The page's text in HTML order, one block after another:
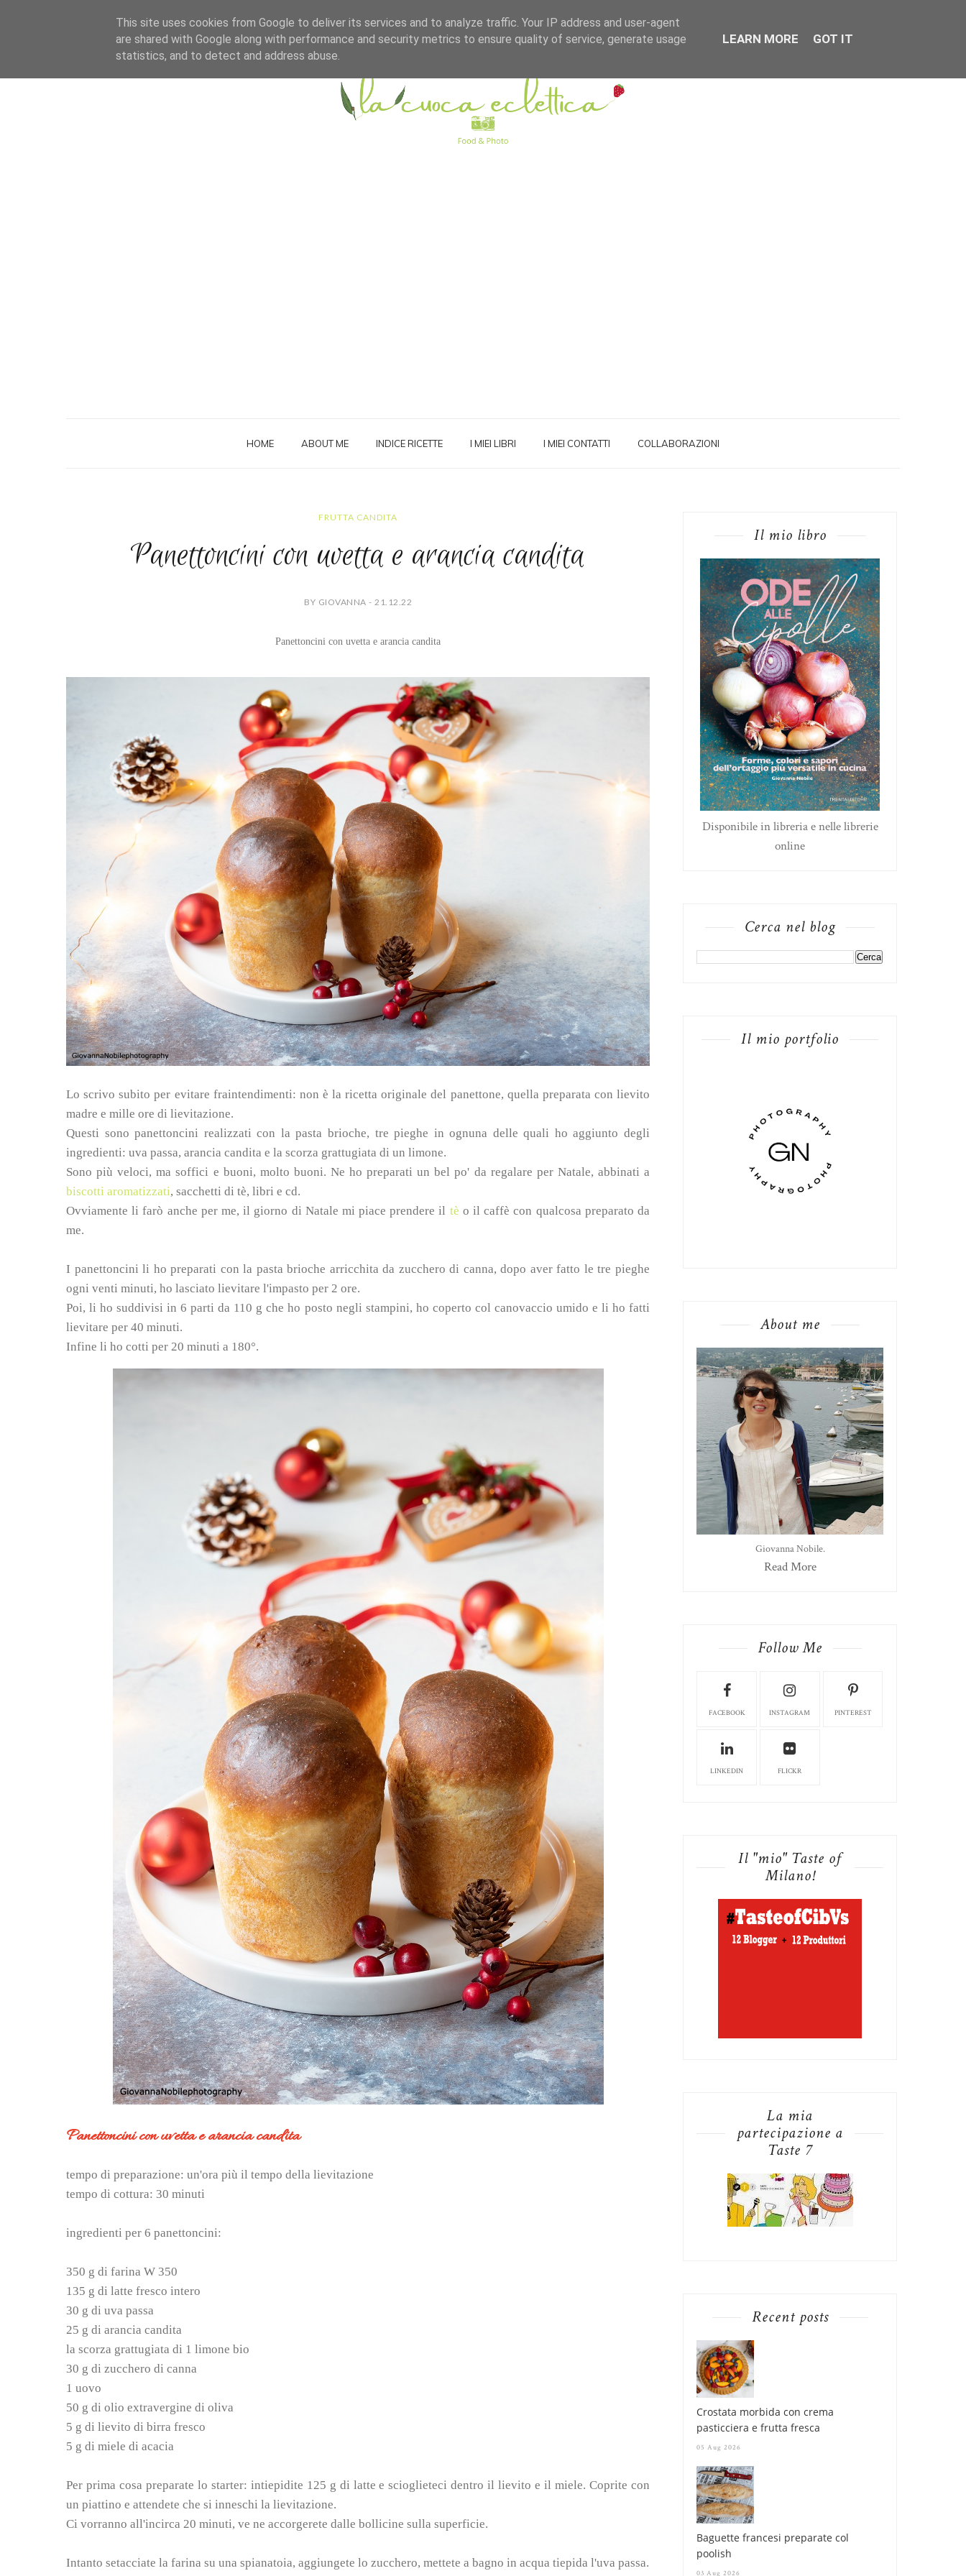
HOME ABOUT ME INDICE RICETTE I MIEI LIBRI I MIEI CONTATTI COLLABORAZIONI
FRUTTA CANDITA
Panettoncini con uvetta e arancia candita
BY GIOVANNA - 21.12.22
Panettoncini con uvetta e arancia candita
Lo scrivo subito per evitare fraintendimenti: non è la ricetta originale del panettone, quella preparata con lievito
madre e mille ore di lievitazione.
Questi sono panettoncini realizzati con la pasta brioche, tre pieghe in ognuna delle quali ho aggiunto degli
ingredienti: uva passa, arancia candita e la scorza grattugiata di un limone.
Sono più veloci, ma soffici e buoni, molto buoni. Ne ho preparati un bel po' da regalare per Natale, abbinati a
biscotti aromatizzati, sacchetti di tè, libri e cd.
Ovviamente li farò anche per me, il giorno di Natale mi piace prendere il tè o il caffè con qualcosa preparato da
me.
I panettoncini li ho preparati con la pasta brioche arricchita da zucchero di canna, dopo aver fatto le tre pieghe
ogni venti minuti, ho lasciato lievitare l'impasto per 2 ore.
Poi, li ho suddivisi in 6 parti da 110 g che ho posto negli stampini, ho coperto col canovaccio umido e li ho fatti
lievitare per 40 minuti.
Infine li ho cotti per 20 minuti a 180°.
Panettoncini con uvetta e arancia candita
tempo di preparazione: un'ora più il tempo della lievitazione
tempo di cottura: 30 minuti
ingredienti per 6 panettoncini:
350 g di farina W 350
135 g di latte fresco intero
30 g di uva passa
25 g di arancia candita
la scorza grattugiata di 1 limone bio
30 g di zucchero di canna
1 uovo
50 g di olio extravergine di oliva
5 g di lievito di birra fresco
5 g di miele di acacia
Per prima cosa preparate lo starter: intiepidite 125 g di latte e scioglieteci dentro il lievito e il miele. Coprite con
un piattino e attendete che si inneschi la lievitazione.
Ci vorranno all'incirca 20 minuti, ve ne accorgerete dalle bollicine sulla superficie.
Intanto setacciate la farina su una spianatoia, aggiungete lo zucchero, mettete a bagno in acqua tiepida l'uva passa.
Il mio libro
Disponibile in libreria e nelle librerie
online
Cerca nel blog
Il mio portfolio
About me
Giovanna Nobile.
Read More
Follow Me
FACEBOOK INSTAGRAM PINTEREST
LINKEDIN FLICKR
Il "mio" Taste of
Milano!
La mia
partecipazione a
Taste 7
Recent posts
Crostata morbida con crema
pasticciera e frutta fresca
05 Aug 2026
Baguette francesi preparate col
poolish
03 Aug 2026
This site uses cookies from Google to deliver its services and to analyze traffic. Your IP address and user-agent
are shared with Google along with performance and security metrics to ensure quality of service, generate usage
statistics, and to detect and address abuse.
LEARN MORE GOT IT